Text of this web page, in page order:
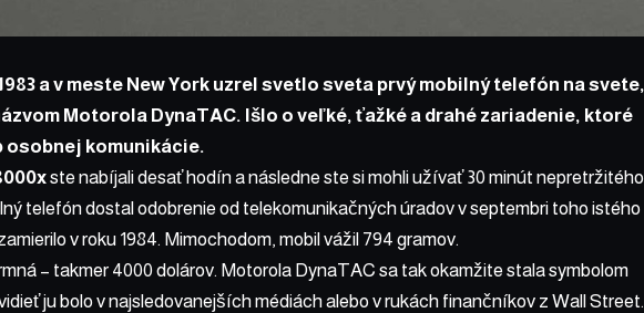
a v meste New York uzrel svetlo sveta prvý mobilný telefón na svete,
Motorola DynaTAC. Išlo o veľké, ťažké a drahé zariadenie, ktoré
osobnej komunikácie.
ste nabíjali desať hodín a následne ste si mohli užívať 30 minút nepretržitého
telefón dostal odobrenie od telekomunikačných úradov v septembri toho istého
v roku 1984. Mimochodom, mobil vážil 794 gramov.
– takmer 4000 dolárov. Motorola DynaTAC sa tak okamžite stala symbolom
ju bolo v najsledovanejších médiách alebo v rukách finančníkov z Wall Street.